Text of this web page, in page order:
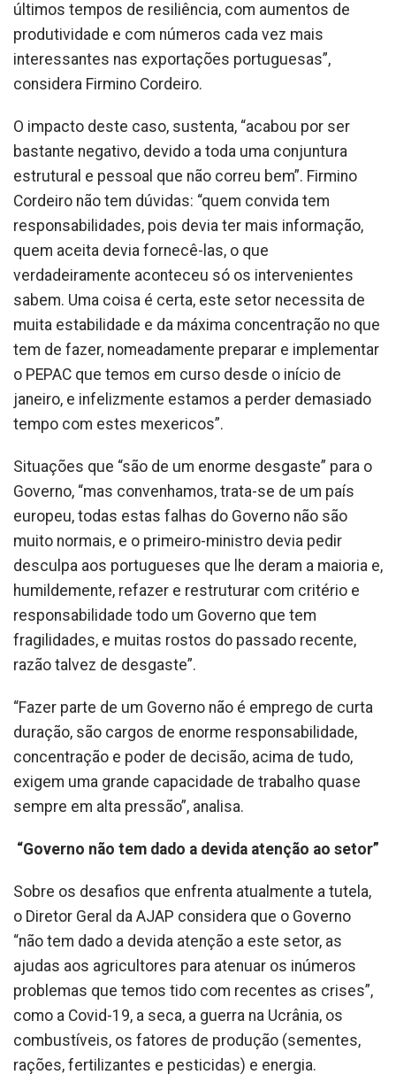
últimos tempos de resiliência, com aumentos de
produtividade e com números cada vez mais
interessantes nas exportações portuguesas”,
considera Firmino Cordeiro.
O impacto deste caso, sustenta, “acabou por ser
bastante negativo, devido a toda uma conjuntura
estrutural e pessoal que não correu bem”. Firmino
Cordeiro não tem dúvidas: “quem convida tem
responsabilidades, pois devia ter mais informação,
quem aceita devia fornecê-las, o que
verdadeiramente aconteceu só os intervenientes
sabem. Uma coisa é certa, este setor necessita de
muita estabilidade e da máxima concentração no que
tem de fazer, nomeadamente preparar e implementar
o PEPAC que temos em curso desde o início de
janeiro, e infelizmente estamos a perder demasiado
tempo com estes mexericos”.
Situações que “são de um enorme desgaste” para o
Governo, “mas convenhamos, trata-se de um país
europeu, todas estas falhas do Governo não são
muito normais, e o primeiro-ministro devia pedir
desculpa aos portugueses que lhe deram a maioria e,
humildemente, refazer e restruturar com critério e
responsabilidade todo um Governo que tem
fragilidades, e muitas rostos do passado recente,
razão talvez de desgaste”.
“Fazer parte de um Governo não é emprego de curta
duração, são cargos de enorme responsabilidade,
concentração e poder de decisão, acima de tudo,
exigem uma grande capacidade de trabalho quase
sempre em alta pressão”, analisa.
“Governo não tem dado a devida atenção ao setor”
Sobre os desafios que enfrenta atualmente a tutela,
o Diretor Geral da AJAP considera que o Governo
“não tem dado a devida atenção a este setor, as
ajudas aos agricultores para atenuar os inúmeros
problemas que temos tido com recentes as crises”,
como a Covid-19, a seca, a guerra na Ucrânia, os
combustíveis, os fatores de produção (sementes,
rações, fertilizantes e pesticidas) e energia.